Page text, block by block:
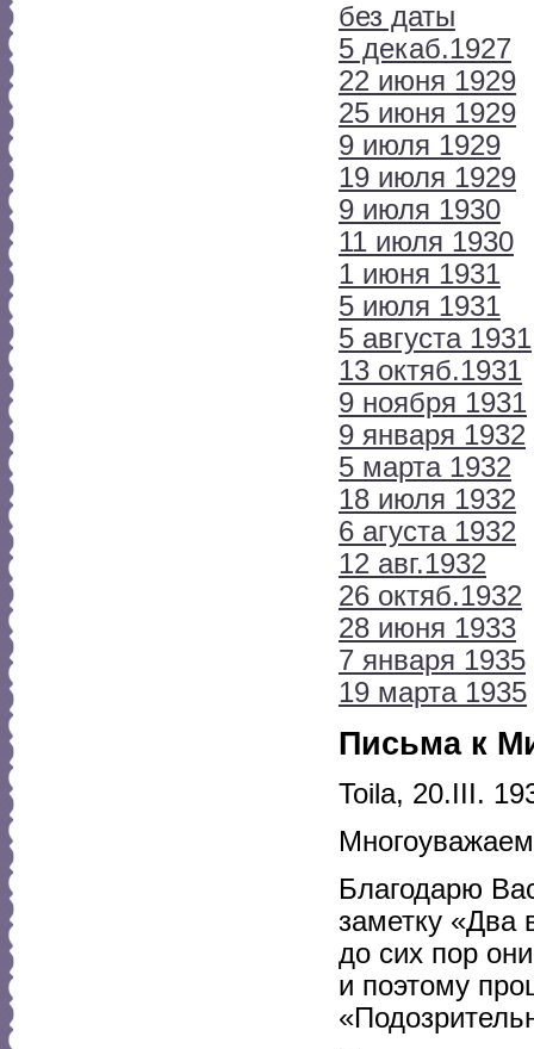
без даты
5 декаб.1927
22 июня 1929
25 июня 1929
9 июля 1929
19 июля 1929
9 июля 1930
11 июля 1930
1 июня 1931
5 июля 1931
5 августа 1931
13 октяб.1931
9 ноября 1931
9 января 1932
5 марта 1932
18 июля 1932
6 агуста 1932
12 авг.1932
26 октяб.1932
28 июня 1933
7 января 1935
19 марта 1935
Письма к
Toila, 20.III.
Благодарю
заметку «Два
до сих пор
и поэтому